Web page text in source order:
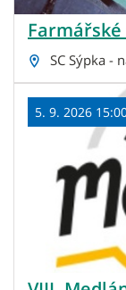
SC Sýpka -
5. 9. 2026